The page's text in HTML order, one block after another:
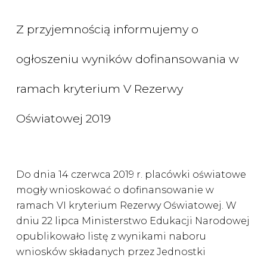
Z przyjemnością informujemy o
ogłoszeniu wyników dofinansowania w
ramach kryterium V Rezerwy
Oświatowej 2019
Do dnia 14 czerwca 2019 r. placówki oświatowe
mogły wnioskować o dofinansowanie w
ramach VI kryterium Rezerwy Oświatowej. W
dniu 22 lipca Ministerstwo Edukacji Narodowej
opublikowało listę z wynikami naboru
wniosków składanych przez Jednostki